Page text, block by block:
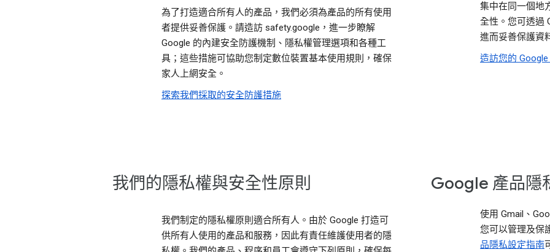
為了打造適合所有人的產品，我們必須為產品的所有使用
者提供妥善保護。請造訪 safety.google，進一步瞭解
Google 的內建安全防護機制、隱私權管理選項和各種工
具；這些措施可協助您制定數位裝置基本使用規則，確保
家人上網安全。
探索我們採取的安全防護措施
集中在同一個地
全性。您可透過
進而妥善保護資
造訪您的 Google
我們的隱私權與安全性原則
我們制定的隱私權原則適合所有人。由於 Google 打造可
供所有人使用的產品和服務，因此有責任維護使用者的隱
Google 產品隱
使用 Gmail、
您可以管理及保
品隱私設定指南